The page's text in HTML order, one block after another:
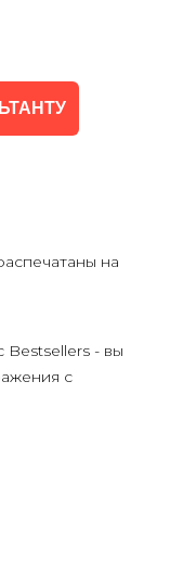
на
- вы
с